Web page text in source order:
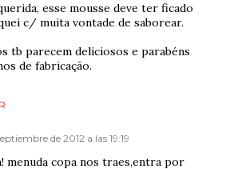
esse mousse deve ter ficado
c/ muita vontade de saborear.
tb parecem deliciosos e parabéns
de fabricação.
de 2012 a las 19:19
menuda copa nos traes,entra por